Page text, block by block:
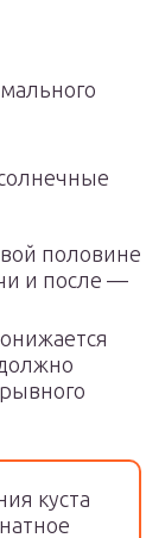
половине
и после —
куста